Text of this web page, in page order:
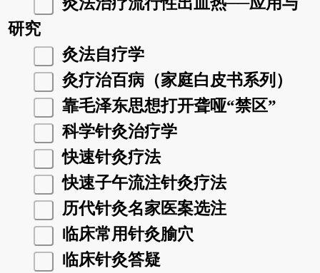
研究
灸法自疗学
灸疗治百病（家庭白皮书系列）
靠毛泽东思想打开聋哑“禁区”
科学针灸治疗学
快速针灸疗法
快速子午流注针灸疗法
历代针灸名家医案选注
临床常用针灸腧穴
临床针灸答疑